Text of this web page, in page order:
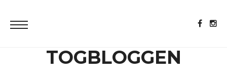
TOGBLOGGEN